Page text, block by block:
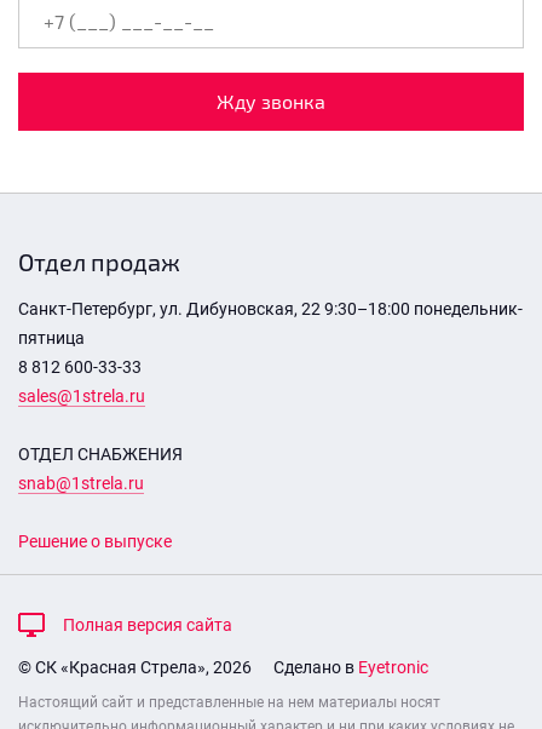
Жду звонка
Отдел продаж
Санкт-Петербург, ул. Дибуновская, 22 9:30–18:00 понедельник-
пятница
8 812 600-33-33
sales@1strela.ru
ОТДЕЛ СНАБЖЕНИЯ
snab@1strela.ru
Решение о выпуске
Полная версия сайта
© СК «Красная Стрела», 2026 Сделано в Eyetronic
Настоящий сайт и представленные на нем материалы носят